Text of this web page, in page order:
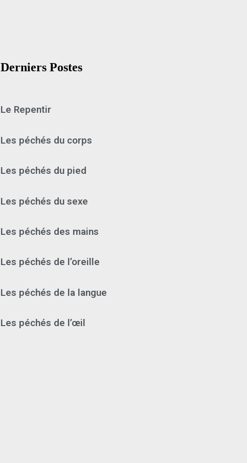
Derniers Postes
Le Repentir
Les péchés du corps
Les péchés du pied
Les péchés du sexe
Les péchés des mains
Les péchés de l’oreille
Les péchés de la langue
Les péchés de l’œil